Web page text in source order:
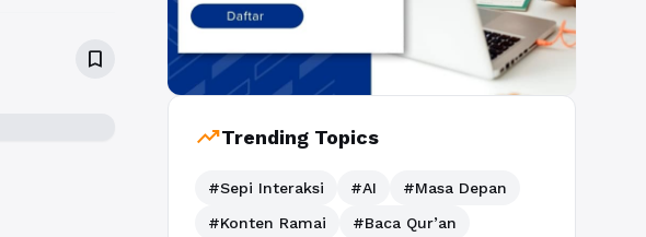
bookmark_border
trending_upTrending Topics
#Sepi Interaksi #AI
#Masa Depan
#Konten Ramai
#Baca Qur’an